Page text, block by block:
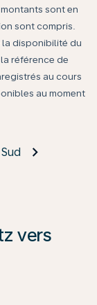
sont en
sont compris.
la disponibilité du
référence de
au cours
au moment
vers
sur «